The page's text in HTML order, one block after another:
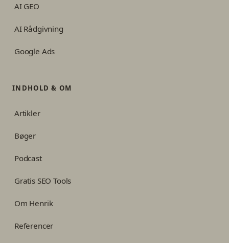
AI GEO
AI Rådgivning
Google Ads
INDHOLD & OM
Artikler
Bøger
Podcast
Gratis SEO Tools
Om Henrik
Referencer